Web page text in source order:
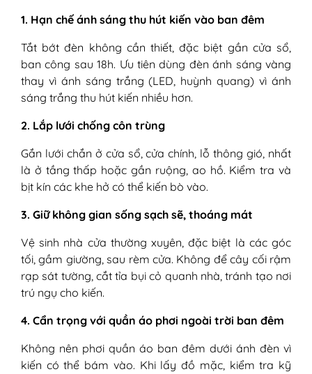
1. Hạn chế ánh sáng thu hút kiến vào ban đêm
Tắt bớt đèn không cần thiết, đặc biệt gần cửa sổ,
ban công sau 18h. Ưu tiên dùng đèn ánh sáng vàng
thay vì ánh sáng trắng (LED, huỳnh quang) vì ánh
sáng trắng thu hút kiến nhiều hơn.
2. Lắp lưới chống côn trùng
Gắn lưới chắn ở cửa sổ, cửa chính, lỗ thông gió, nhất
là ở tầng thấp hoặc gần ruộng, ao hồ. Kiểm tra và
bịt kín các khe hở có thể kiến bò vào.
3. Giữ không gian sống sạch sẽ, thoáng mát
Vệ sinh nhà cửa thường xuyên, đặc biệt là các góc
tối, gầm giường, sau rèm cửa. Không để cây cối rậm
rạp sát tường, cắt tỉa bụi cỏ quanh nhà, tránh tạo nơi
trú ngụ cho kiến.
4. Cẩn trọng với quần áo phơi ngoài trời ban đêm
Không nên phơi quần áo ban đêm dưới ánh đèn vì
kiến có thể bám vào. Khi lấy đồ mặc, kiểm tra kỹ